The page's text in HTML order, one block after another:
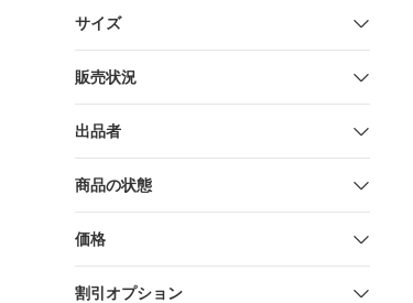
サイズ
販売状況
出品者
商品の状態
価格
割引オプション